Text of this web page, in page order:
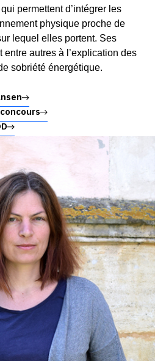
permettent d’intégrer les
physique proche de
lequel elles portent. Ses
entre autres à l’explication des
sobriété énergétique.